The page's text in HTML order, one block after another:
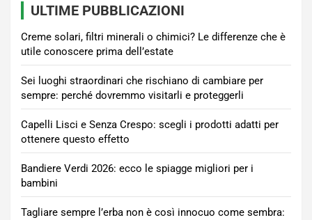
ULTIME PUBBLICAZIONI
Creme solari, filtri minerali o chimici? Le differenze che è
utile conoscere prima dell’estate
Sei luoghi straordinari che rischiano di cambiare per
sempre: perché dovremmo visitarli e proteggerli
Capelli Lisci e Senza Crespo: scegli i prodotti adatti per
ottenere questo effetto
Bandiere Verdi 2026: ecco le spiagge migliori per i
bambini
Tagliare sempre l’erba non è così innocuo come sembra: